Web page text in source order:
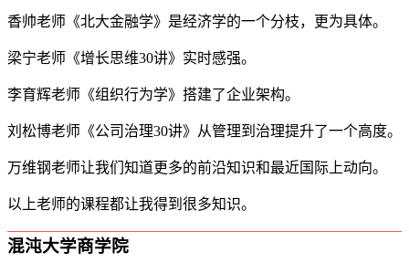
香帅老师《北大金融学》是经济学的一个分枝，更为具体。
梁宁老师《增长思维30讲》实时感强。
李育辉老师《组织行为学》搭建了企业架构。
刘松博老师《公司治理30讲》从管理到治理提升了一个高度。
万维钢老师让我们知道更多的前沿知识和最近国际上动向。
以上老师的课程都让我得到很多知识。
混沌大学商学院